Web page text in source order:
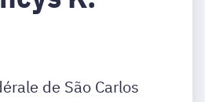
de São Carlos